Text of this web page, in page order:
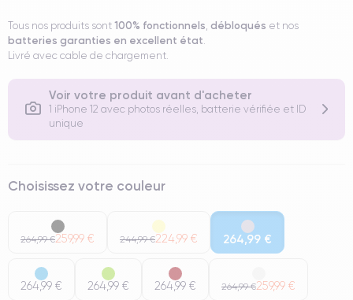
Tous nos produits sont 100% fonctionnels, débloqués et nos
batteries garanties en excellent état.
Livré avec cable de chargement.
Voir votre produit avant d'acheter
1 iPhone 12 avec photos réelles, batterie vérifiée et ID
unique
Choisissez votre couleur
264,99 €259,99 € 244,99 €224,99 € 264,99 €
264,99 € 264,99 € 264,99 € 264,99 €259,99 €